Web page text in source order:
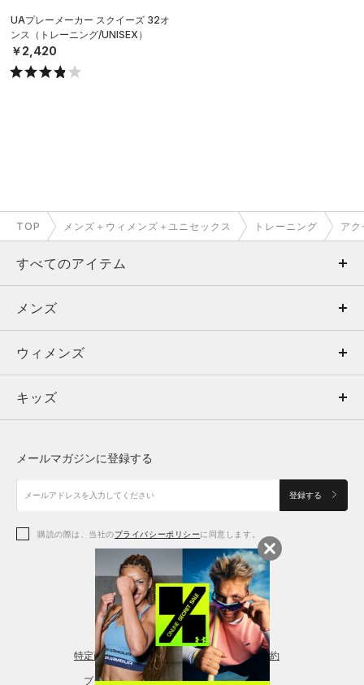
UAプレーメーカー スクイーズ 32オ
ンス（トレーニング/UNISEX）
￥2,420
TOP メンズ＋ウィメンズ＋ユニセックス トレーニング ア
すべてのアイテム
メンズ
ウィメンズ
キッズ
アクセサリー
メンズ
トップス
ボトムス
アクセサリー
ウィメンズ
トップス
シューズ
アクセサリー
レギンス＆タイツ
キッズ
シューズ
メールマガジンに登録する
登録する
購読の際は、当社のプライバシーポリシーに同意します。
特定商取引法に基づく通販の表記 会員規約
プライバシーポリシー